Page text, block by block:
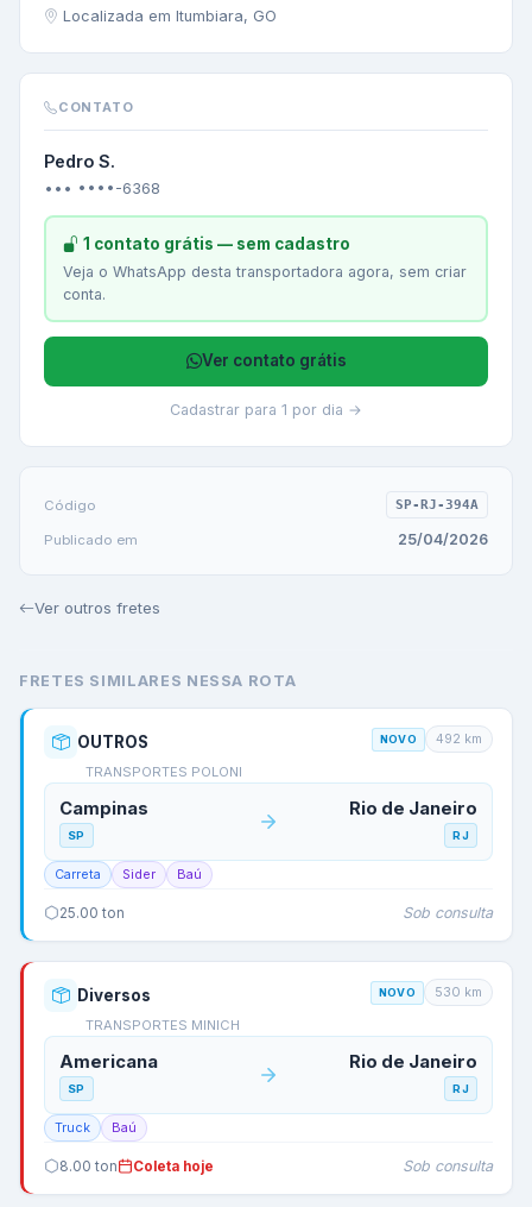
Localizada em Itumbiara, GO
CONTATO
Pedro S.
••• ••••-6368
1 contato grátis — sem cadastro
Veja o WhatsApp desta transportadora agora, sem criar
conta.
Ver contato grátis
Cadastrar para 1 por dia →
Código SP-RJ-394A
Publicado em 25/04/2026
Ver outros fretes
FRETES SIMILARES NESSA ROTA
OUTROS
TRANSPORTES POLONI
NOVO 492 km
Campinas
SP
Rio de Janeiro
RJ
Carreta Sider Baú
25.00 ton Sob consulta
Diversos
TRANSPORTES MINICH
NOVO 530 km
Americana
SP
Rio de Janeiro
RJ
Truck Baú
8.00 ton Coleta hoje Sob consulta